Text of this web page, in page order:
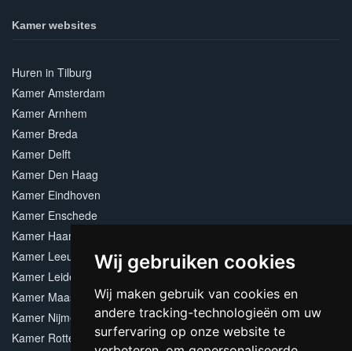
Wij gebruiken cookies
Wij maken gebruik van cookies en
andere tracking-technologieën om uw
surfervaring op onze website te
Kamer websites
Huren in Tilburg
Kamer Amsterdam
Kamer Arnhem
Kamer Breda
Kamer Delft
Kamer Den Haag
Kamer Eindhoven
Kamer Enschede
Kamer Haarlem
Kamer Leeuwarden
Kamer Leiden
Kamer Maastricht
Kamer Nijmegen
Kamer Rotterdam